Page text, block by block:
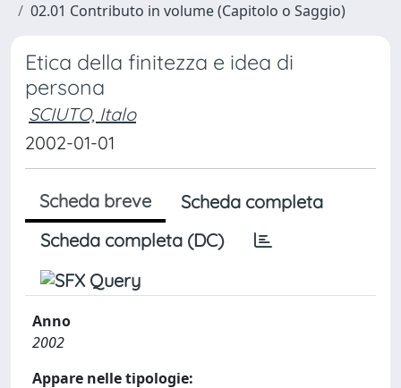
02.01 Contributo in volume (Capitolo o Saggio)
Etica della finitezza e idea di
persona
SCIUTO, Italo
2002-01-01
Scheda breve
Scheda completa
Scheda completa (DC)
Anno
2002
Appare nelle tipologie: